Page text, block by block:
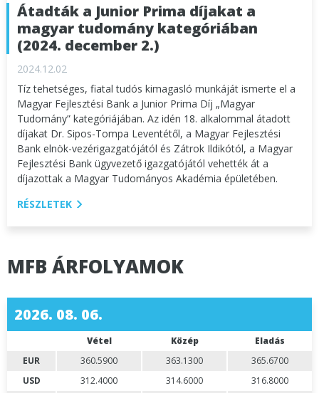
Átadták a Junior Prima díjakat a
magyar tudomány kategóriában
(2024. december 2.)
2024.12.02
Tíz tehetséges, fiatal tudós kimagasló munkáját ismerte el a
Magyar Fejlesztési Bank a Junior Prima Díj „Magyar
Tudomány” kategóriájában. Az idén 18. alkalommal átadott
díjakat Dr. Sipos-Tompa Leventétől, a Magyar Fejlesztési
Bank elnök-vezérigazgatójától és Zátrok Ildikótól, a Magyar
Fejlesztési Bank ügyvezető igazgatójától vehették át a
díjazottak a Magyar Tudományos Akadémia épületében.
RÉSZLETEK
MFB ÁRFOLYAMOK
2026. 08. 06.
Vétel Közép
Eladás
EUR
360.5900 363.1300
365.6700
USD
312.4000 314.6000
316.8000